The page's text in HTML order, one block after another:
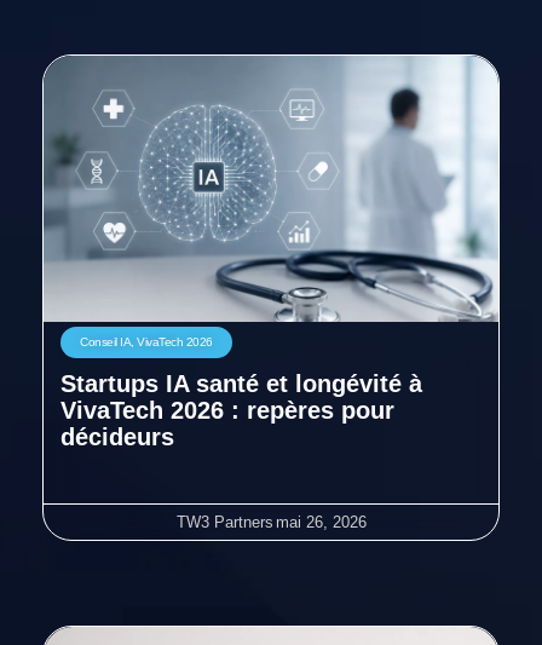
Conseil IA, VivaTech 2026
Startups IA santé et longévité à
VivaTech 2026 : repères pour
décideurs
TW3 Partners mai 26, 2026